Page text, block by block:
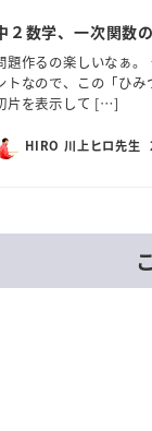
２数学、一次関数
題作るの楽しいなぁ
トなので、この「ひ
片を表示して […]
HIRO 川上ヒロ先生